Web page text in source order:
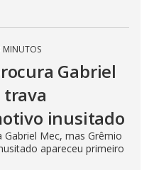
MINUTOS
Gabriel
trava
inusitado
Mec, mas Grêmio
apareceu primeiro